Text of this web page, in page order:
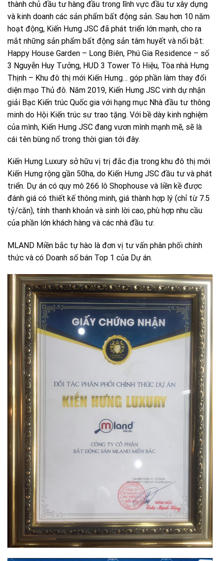
thành chủ đầu tư hàng đầu trong lĩnh vực đầu tư xây dựng
và kinh doanh các sản phẩm bất động sản. Sau hơn 10 năm
hoạt động, Kiến Hưng JSC đã phát triển lớn mạnh, cho ra
mắt những sản phẩm bất động sản tâm huyết và nổi bật:
Happy House Garden – Long Biên, Phú Gia Residence – số
3 Nguyễn Huy Tưởng, HUD 3 Tower Tô Hiệu, Tòa nhà Hưng
Thịnh – Khu đô thị mới Kiến Hưng… góp phần làm thay đổi
diện mạo Thủ đô. Năm 2019, Kiến Hưng JSC vinh dự nhận
giải Bạc Kiến trúc Quốc gia với hạng mục Nhà đầu tư thông
minh do Hội Kiến trúc sư trao tặng. Với bề dày kinh nghiệm
của mình, Kiến Hưng JSC đang vươn mình mạnh mẽ, sẽ là
cái tên bùng nổ trong thời gian tới đây.
Kiến Hưng Luxury sở hữu vị trị đắc địa trong khu đô thị mới
Kiến Hưng rộng gần 50ha, do Kiến Hưng JSC đầu tư và phát
triển. Dự án có quy mô 266 lô Shophouse và liền kề được
đánh giá có thiết kế thông minh, giá thành hợp lý (chỉ từ 7.5
tỷ/căn), tính thanh khoản và sinh lời cao, phù hợp nhu cầu
của phần lớn khách hàng và các nhà đầu tư.
MLAND Miền bắc tự hào là đơn vị tư vấn phân phối chính
thức và có Doanh số bán Top 1 của Dự án.